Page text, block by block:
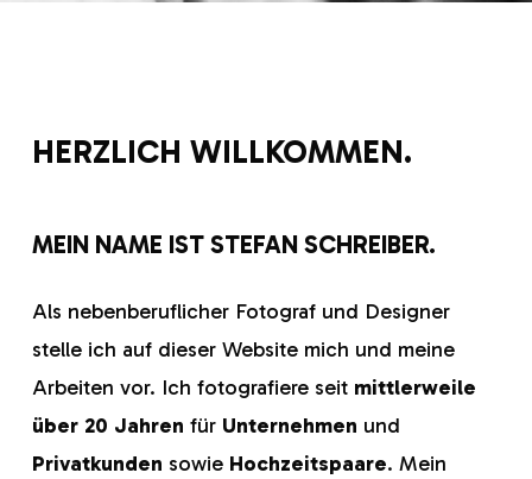
HERZLICH WILLKOMMEN.
MEIN NAME IST STEFAN SCHREIBER.
Als nebenberuflicher Fotograf und Designer
stelle ich auf dieser Website mich und meine
Arbeiten vor. Ich fotografiere seit mittlerweile
über 20 Jahren für Unternehmen und
Privatkunden sowie Hochzeitspaare. Mein